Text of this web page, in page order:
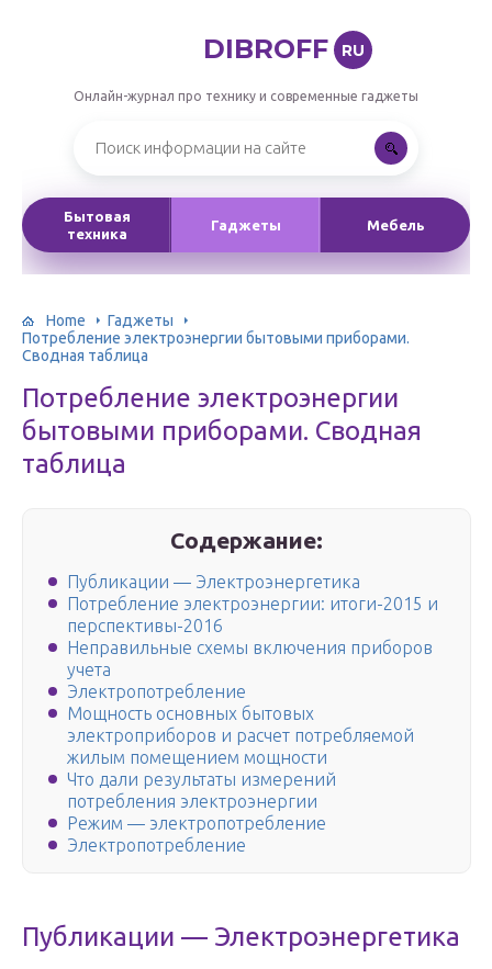
DIBROFF RU
Онлайн-журнал про технику и современные гаджеты
Бытовая
техника
Гаджеты Мебель
Home
Гаджеты
Потребление электроэнергии бытовыми приборами.
Сводная таблица
Потребление электроэнергии
бытовыми приборами. Сводная
таблица
Содержание:
Публикации — Электроэнергетика
Потребление электроэнергии: итоги-2015 и
перспективы-2016
Неправильные схемы включения приборов
учета
Электропотребление
Мощность основных бытовых
электроприборов и расчет потребляемой
жилым помещением мощности
Что дали результаты измерений
потребления электроэнергии
Режим — электропотребление
Электропотребление
Публикации — Электроэнергетика